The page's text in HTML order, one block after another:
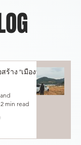
าง "เมืองที่
2 min read